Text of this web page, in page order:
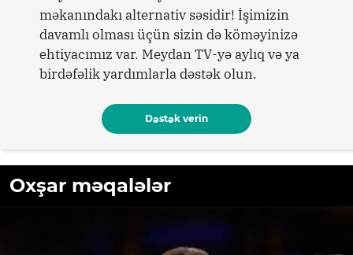
məkanındakı alternativ səsidir! İşimizin
davamlı olması üçün sizin də köməyinizə
ehtiyacımız var. Meydan TV-yə aylıq və ya
birdəfəlik yardımlarla dəstək olun.
Dəstək verin
Oxşar məqalələr